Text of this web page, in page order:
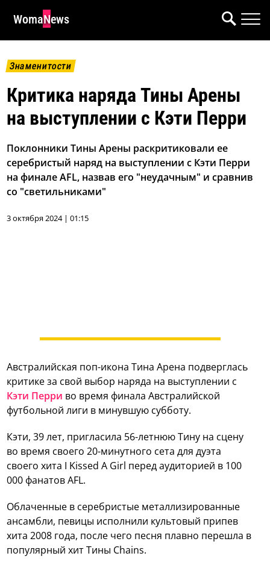
WomaNews
Знаменитости
Критика наряда Тины Арены
на выступлении с Кэти Перри
Поклонники Тины Арены раскритиковали ее
серебристый наряд на выступлении с Кэти Перри
на финале AFL, назвав его "неудачным" и сравнив
со "светильниками"
3 октября 2024 | 01:15
Австралийская поп-икона Тина Арена подверглась
критике за свой выбор наряда на выступлении с
Кэти Перри во время финала Австралийской
футбольной лиги в минувшую субботу.
Кэти, 39 лет, пригласила 56-летнюю Тину на сцену
во время своего 20-минутного сета для дуэта
своего хита I Kissed A Girl перед аудиторией в 100
000 фанатов AFL.
Облаченные в серебристые металлизированные
ансамбли, певицы исполнили культовый припев
хита 2008 года, после чего песня плавно перешла в
популярный хит Тины Chains.